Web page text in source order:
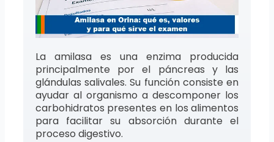
La amilasa es una enzima producida
principalmente por el páncreas y las
glándulas salivales. Su función consiste en
ayudar al organismo a descomponer los
carbohidratos presentes en los alimentos
para facilitar su absorción durante el
proceso digestivo.